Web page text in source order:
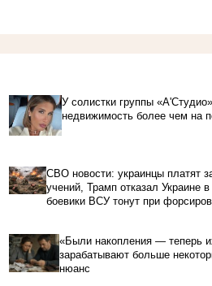
У солистки группы
недвижимость более чем на
СВО новости: украинцы платят
учений, Трамп отказал Украине в
боевики ВСУ тонут при
«Были накопления — теперь
зарабатывают больше
нюанс